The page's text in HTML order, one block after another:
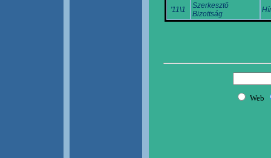
'11\1
Szerkesztő
Bizottság